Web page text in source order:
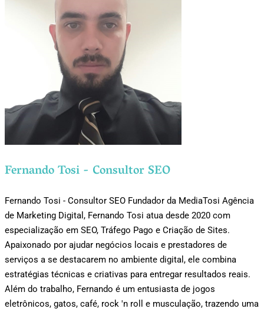
Fernando Tosi - Consultor SEO
Fernando Tosi - Consultor SEO Fundador da MediaTosi Agência
de Marketing Digital, Fernando Tosi atua desde 2020 com
especialização em SEO, Tráfego Pago e Criação de Sites.
Apaixonado por ajudar negócios locais e prestadores de
serviços a se destacarem no ambiente digital, ele combina
estratégias técnicas e criativas para entregar resultados reais.
Além do trabalho, Fernando é um entusiasta de jogos
eletrônicos, gatos, café, rock 'n roll e musculação, trazendo uma